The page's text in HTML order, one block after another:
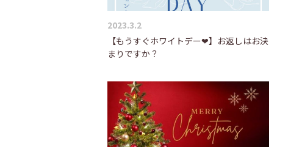
2023.3.2
【もうすぐホワイトデー❤】お返しはお決
まりですか？